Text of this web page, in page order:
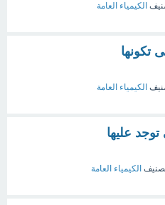
الكيمياء العامة
تكونها
الكيمياء العامة
عليها
الكيمياء العامة